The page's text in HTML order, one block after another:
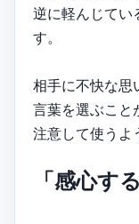
逆に軽んじてい
す。
相手に不快な思
言葉を選ぶこと
注意して使うよ
「感心す